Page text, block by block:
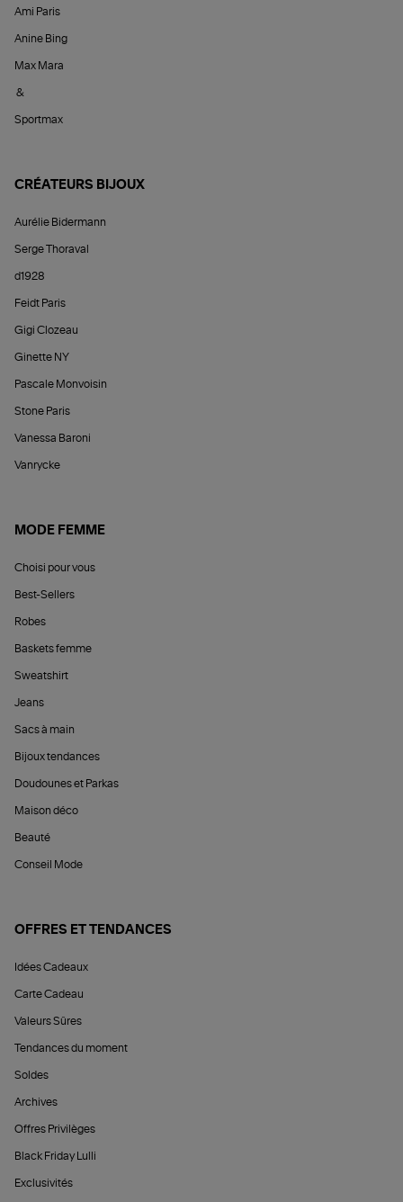
Ami Paris
Anine Bing
Max Mara
&
Sportmax
CRÉATEURS BIJOUX
Aurélie Bidermann
Serge Thoraval
d1928
Feidt Paris
Gigi Clozeau
Ginette NY
Pascale Monvoisin
Stone Paris
Vanessa Baroni
Vanrycke
MODE FEMME
Choisi pour vous
Best-Sellers
Robes
Baskets femme
Sweatshirt
Jeans
Sacs à main
Bijoux tendances
Doudounes et Parkas
Maison déco
Beauté
Conseil Mode
OFFRES ET TENDANCES
Idées Cadeaux
Carte Cadeau
Valeurs Sûres
Tendances du moment
Soldes
Archives
Offres Privilèges
Black Friday Lulli
Exclusivités